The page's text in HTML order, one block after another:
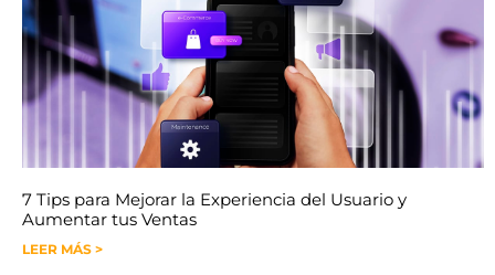
7 Tips para Mejorar la Experiencia del Usuario y
Aumentar tus Ventas
LEER MÁS >